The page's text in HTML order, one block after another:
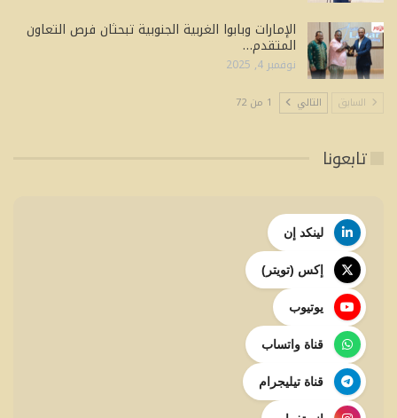
الإمارات وبابوا الغربية الجنوبية تبحثان فرص التعاون
المتقدم…
نوفمبر 4, 2025
السابق التالي 1 من 72
تابعونا
لينكد إن
إكس (تويتر)
يوتيوب
قناة واتساب
قناة تيليجرام